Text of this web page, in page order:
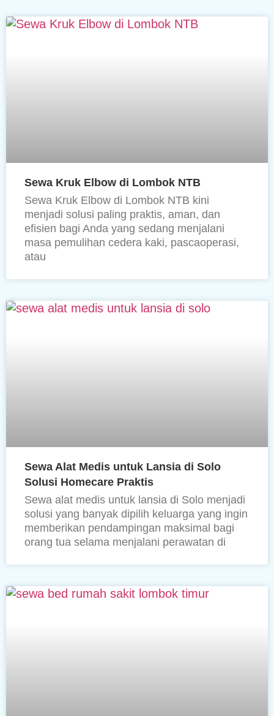
Sewa Kruk Elbow di Lombok NTB
Sewa Kruk Elbow di Lombok NTB kini
menjadi solusi paling praktis, aman, dan
efisien bagi Anda yang sedang menjalani
masa pemulihan cedera kaki, pascaoperasi,
atau
Sewa Alat Medis untuk Lansia di Solo
Solusi Homecare Praktis
Sewa alat medis untuk lansia di Solo menjadi
solusi yang banyak dipilih keluarga yang ingin
memberikan pendampingan maksimal bagi
orang tua selama menjalani perawatan di